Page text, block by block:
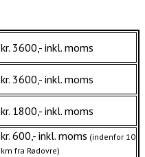
kr. 3600,- inkl. moms
kr. 3600,- inkl. moms
kr. 1800,- inkl. moms
kr. 600,- inkl. moms (indenfor 10
km fra Rødovre)